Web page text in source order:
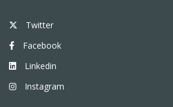
Twitter
Facebook
Linkedin
Instagram